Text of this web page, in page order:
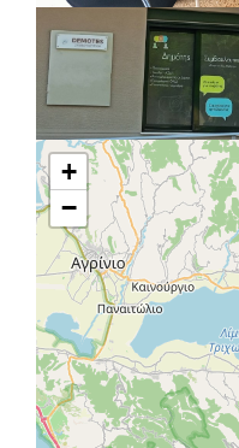
+
−